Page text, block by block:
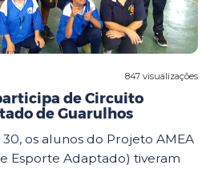
847 visualizações
de Circuito
de Guarulhos
os alunos do Projeto AMEA
Esporte Adaptado) tiveram